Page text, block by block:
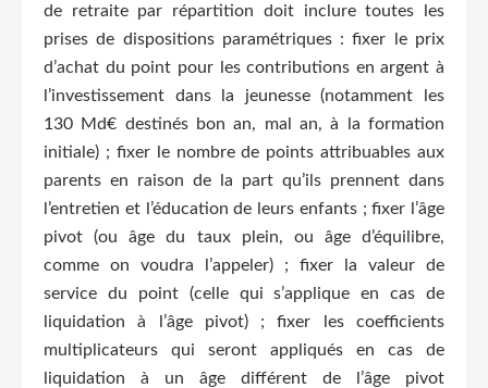
de retraite par répartition doit inclure toutes les
prises de dispositions paramétriques : fixer le prix
d’achat du point pour les contributions en argent à
l’investissement dans la jeunesse (notamment les
130 Md€ destinés bon an, mal an, à la formation
initiale) ; fixer le nombre de points attribuables aux
parents en raison de la part qu’ils prennent dans
l’entretien et l’éducation de leurs enfants ; fixer l’âge
pivot (ou âge du taux plein, ou âge d’équilibre,
comme on voudra l’appeler) ; fixer la valeur de
service du point (celle qui s’applique en cas de
liquidation à l’âge pivot) ; fixer les coefficients
multiplicateurs qui seront appliqués en cas de
liquidation à un âge différent de l’âge pivot